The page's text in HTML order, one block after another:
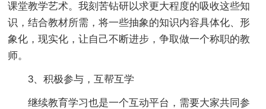
课堂教学艺术。我刻苦钻研以求更大程度的吸收这些知
识，结合教材所需，将一些抽象的知识内容具体化、形
象化，现实化，让自己不断进步，争取做一个称职的教
师。
3、积极参与，互帮互学
继续教育学习也是一个互动平台，需要大家共同参